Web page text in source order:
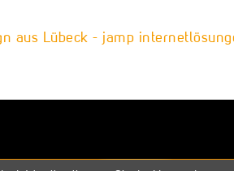
aus Lübeck - jamp